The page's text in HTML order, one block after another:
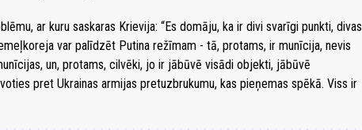
ar kuru saskaras Krievija: “Es domāju, ka ir divi svarīgi punkti, divas
var palīdzēt Putina režīmam - tā, protams, ir munīcija, nevis
un, protams, cilvēki, jo ir jābūvē visādi objekti, jābūvē
pret Ukrainas armijas pretuzbrukumu, kas pieņemas spēkā. Viss ir